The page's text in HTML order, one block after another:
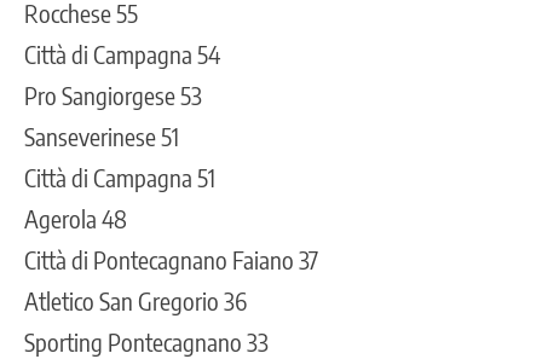
Rocchese 55
Città di Campagna 54
Pro Sangiorgese 53
Sanseverinese 51
Città di Campagna 51
Agerola 48
Città di Pontecagnano Faiano 37
Atletico San Gregorio 36
Sporting Pontecagnano 33